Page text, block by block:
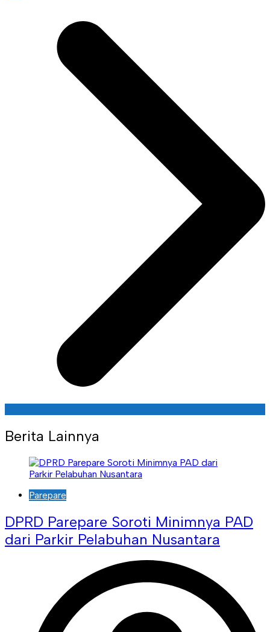
Berita Lainnya
Parepare
DPRD Parepare Soroti Minimnya PAD
dari Parkir Pelabuhan Nusantara